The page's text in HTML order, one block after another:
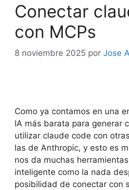
Conectar
con MCPs
8 noviembre 2025 por Jose
Como ya contamos en una
IA más barata para generar
utilizar claude code con
las de Anthropic, y esto es
nos da muchas
inteligente como la nada
posibilidad de conectar con